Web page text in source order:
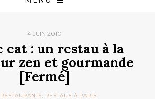
4 JUIN 2010
eat : un restau à la
zen et gourmande
[Fermé]
RESTAURANTS, RESTAUS À PARIS